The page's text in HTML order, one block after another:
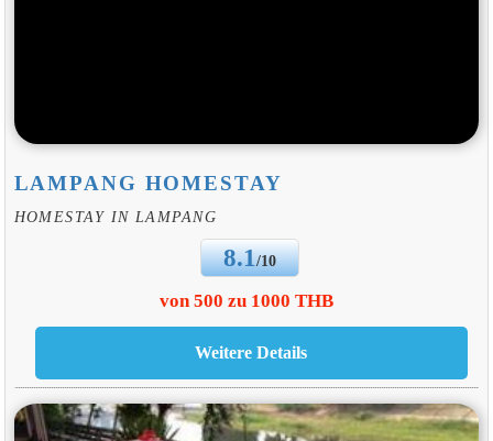
LAMPANG HOMESTAY
HOMESTAY IN LAMPANG
8.1/10
von 500 zu 1000 THB